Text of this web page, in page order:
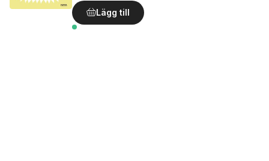
Lägg till